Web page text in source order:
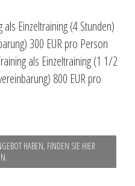
Einzeltraining (4 Stunden)
300 EUR pro Person
als Einzeltraining (1 1/2
800 EUR pro
HABEN, FINDEN SIE HIER